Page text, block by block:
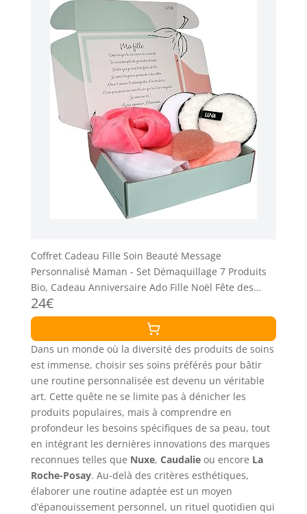
Coffret Cadeau Fille Soin Beauté Message
Personnalisé Maman - Set Démaquillage 7 Produits
Bio, Cadeau Anniversaire Ado Fille Noël Fête des
Mères
24€
Dans un monde où la diversité des produits de soins
est immense, choisir ses soins préférés pour bâtir
une routine personnalisée est devenu un véritable
art. Cette quête ne se limite pas à dénicher les
produits populaires, mais à comprendre en
profondeur les besoins spécifiques de sa peau, tout
en intégrant les dernières innovations des marques
reconnues telles que Nuxe, Caudalieou encore La
Roche-Posay. Au-delà des critères esthétiques,
élaborer une routine adaptée est un moyen
d’épanouissement personnel, un rituel quotidien qui